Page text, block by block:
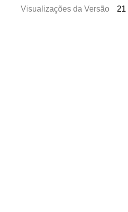
Visualizações da Versão
21